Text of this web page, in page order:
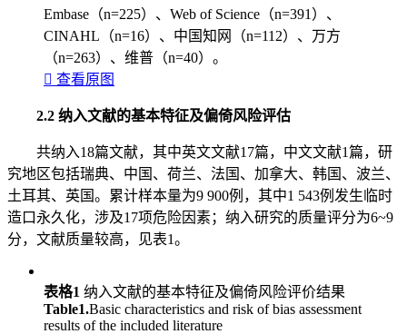
Embase（n=225）、Web of Science（n=391）、
CINAHL（n=16）、中国知网（n=112）、万方
（n=263）、维普（n=40）。
 查看原图
2.2 纳入文献的基本特征及偏倚风险评估
共纳入18篇文献，其中英文文献17篇，中文文献1篇，研
究地区包括瑞典、中国、荷兰、法国、加拿大、韩国、波兰、
土耳其、英国。累计样本量为9 900例，其中1 543例发生临时
造口永久化，涉及17项危险因素；纳入研究的质量评分为6~9
分，文献质量较高，见表1。
表格1 纳入文献的基本特征及偏倚风险评价结果
Table1.Basic characteristics and risk of bias assessment
results of the included literature